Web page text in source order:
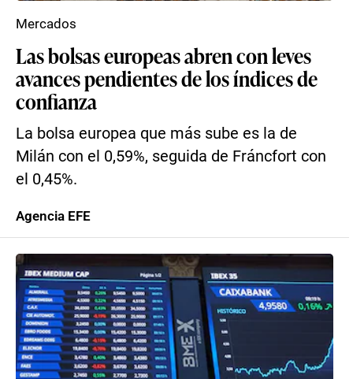
Las bolsas europeas abren con leves
avances pendientes de los índices de
confianza
La bolsa europea que más sube es la de
Milán con el 0,59%, seguida de Fráncfort con
el 0,45%.
Mercados
Agencia EFE